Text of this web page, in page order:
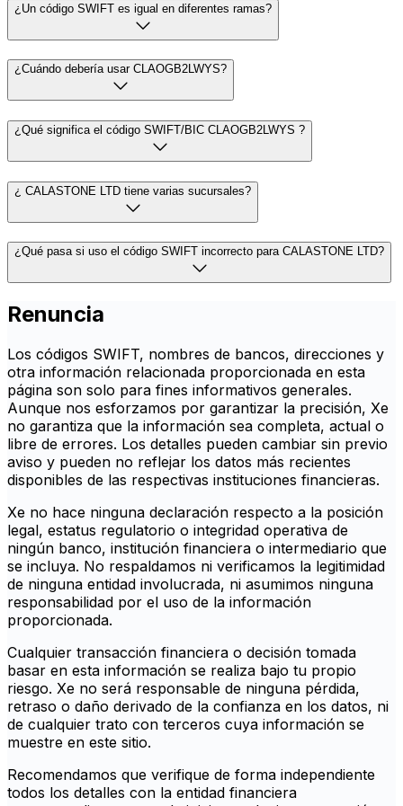
¿Un código SWIFT es igual en diferentes ramas?
¿Cuándo debería usar CLAOGB2LWYS?
¿Qué significa el código SWIFT/BIC CLAOGB2LWYS ?
¿ CALASTONE LTD tiene varias sucursales?
¿Qué pasa si uso el código SWIFT incorrecto para CALASTONE LTD?
Renuncia
Los códigos SWIFT, nombres de bancos, direcciones y
otra información relacionada proporcionada en esta
página son solo para fines informativos generales.
Aunque nos esforzamos por garantizar la precisión, Xe
no garantiza que la información sea completa, actual o
libre de errores. Los detalles pueden cambiar sin previo
aviso y pueden no reflejar los datos más recientes
disponibles de las respectivas instituciones financieras.
Xe no hace ninguna declaración respecto a la posición
legal, estatus regulatorio o integridad operativa de
ningún banco, institución financiera o intermediario que
se incluya. No respaldamos ni verificamos la legitimidad
de ninguna entidad involucrada, ni asumimos ninguna
responsabilidad por el uso de la información
proporcionada.
Cualquier transacción financiera o decisión tomada
basar en esta información se realiza bajo tu propio
riesgo. Xe no será responsable de ninguna pérdida,
retraso o daño derivado de la confianza en los datos, ni
de cualquier trato con terceros cuya información se
muestre en este sitio.
Recomendamos que verifique de forma independiente
todos los detalles con la entidad financiera